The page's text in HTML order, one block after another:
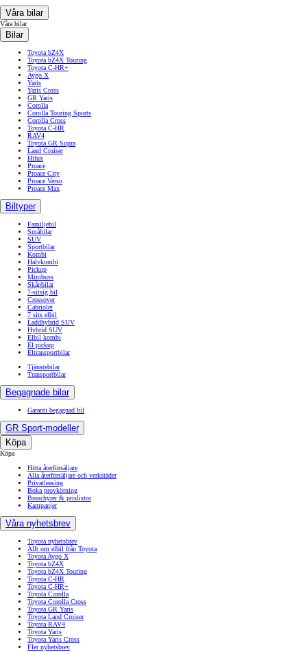
Våra bilar
Våra bilar
Bilar
Toyota bZ4X
Toyota bZ4X Touring
Toyota C-HR+
Aygo X
Yaris
Yaris Cross
GR Yaris
Corolla
Corolla Touring Sports
Corolla Cross
Toyota C-HR
RAV4
Toyota GR Supra
Land Cruiser
Hilux
Proace
Proace City
Proace Verso
Proace Max
Biltyper
Familjebil
Småbilar
SUV
Sportbilar
Kombi
Halvkombi
Pickup
Minibuss
Skåpbilar
7-sitsig bil
Crossover
Cabriolet
7 sits elbil
Laddhybrid SUV
Hybrid SUV
Elbil kombi
El pickup
Eltransportbilar
Tjänstebilar
Transportbilar
Begagnade bilar
Garanti begagnad bil
GR Sport-modeller
Köpa
Köpa
Hitta återförsäljare
Alla återförsäljare och verkstäder
Privatleasing
Boka provkörning
Broschyrer & prislistor
Kampanjer
Våra nyhetsbrev
Toyota nyhetsbrev
Allt om elbil från Toyota
Toyota Aygo X
Toyota bZ4X
Toyota bZ4X Touring
Toyota C-HR
Toyota C-HR+
Toyota Corolla
Toyota Corolla Cross
Toyota GR Yaris
Toyota Land Cruiser
Toyota RAV4
Toyota Yaris
Toyota Yaris Cross
Fler nyhetsbrev